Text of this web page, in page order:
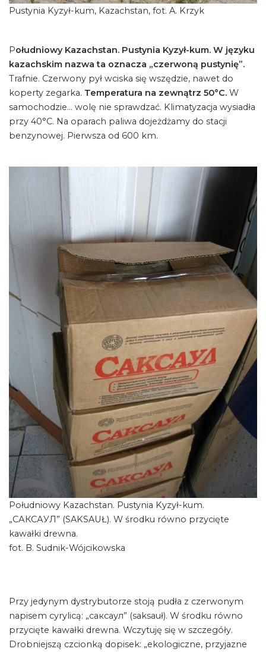
Pustynia Kyzył-kum, Kazachstan, fot. A. Krzyk
Południowy Kazachstan. Pustynia Kyzył-kum. W języku
kazachskim nazwa ta oznacza „czerwoną pustynię”.
Trafnie. Czerwony pył wciska się wszędzie, nawet do
koperty zegarka. Temperatura na zewnątrz 50°C. W
samochodzie… wolę nie sprawdzać. Klimatyzacja wysiadła
przy 40°C. Na oparach paliwa dojeżdżamy do stacji
benzynowej. Pierwsza od 600 km.
Południowy Kazachstan. Pustynia Kyzył-kum.
„САКСАУЛ” (SAKSAUŁ). W środku równo przycięte
kawałki drewna.
fot. B. Sudnik-Wójcikowska
Przy jedynym dystrybutorze stoją pudła z czerwonym
napisem cyrylicą: „саксаул” (saksauł). W środku równo
przycięte kawałki drewna. Wczytuję się w szczegóły.
Drobniejszą czcionką dopisek: „ekologiczne, przyjazne